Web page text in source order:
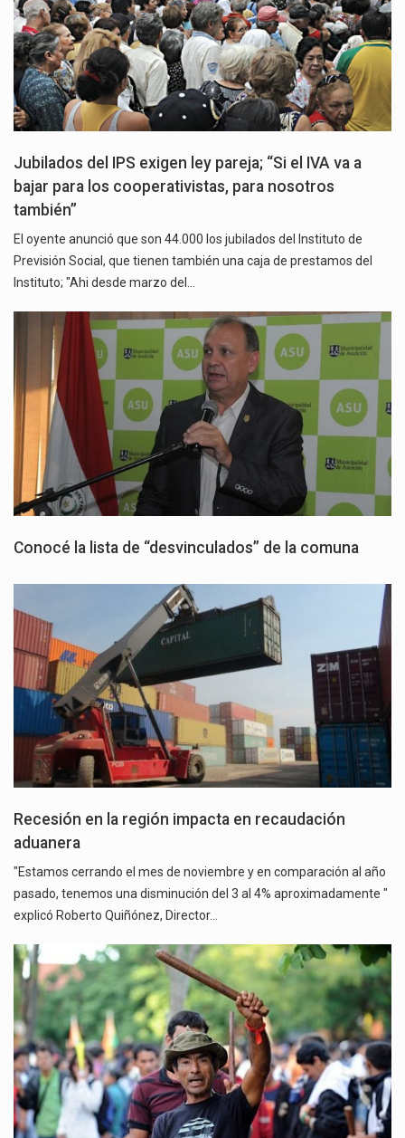
Jubilados del IPS exigen ley pareja; “Si el IVA va a
bajar para los cooperativistas, para nosotros
también”
El oyente anunció que son 44.000 los jubilados del Instituto de
Previsión Social, que tienen también una caja de prestamos del
Instituto; "Ahi desde marzo del…
Conocé la lista de “desvinculados” de la comuna
Recesión en la región impacta en recaudación
aduanera
"Estamos cerrando el mes de noviembre y en comparación al año
pasado, tenemos una disminución del 3 al 4% aproximadamente "
explicó Roberto Quiñónez, Director…